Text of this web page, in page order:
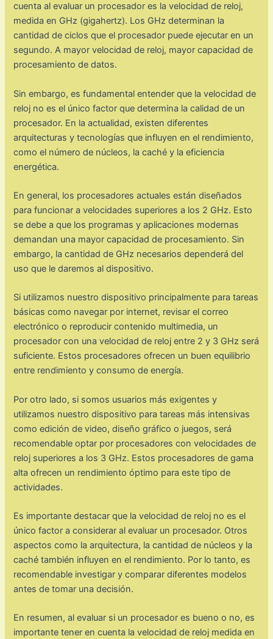
cuenta al evaluar un procesador es la velocidad de reloj,
medida en GHz (gigahertz). Los GHz determinan la
cantidad de ciclos que el procesador puede ejecutar en un
segundo. A mayor velocidad de reloj, mayor capacidad de
procesamiento de datos.
Sin embargo, es fundamental entender que la velocidad de
reloj no es el único factor que determina la calidad de un
procesador. En la actualidad, existen diferentes
arquitecturas y tecnologías que influyen en el rendimiento,
como el número de núcleos, la caché y la eficiencia
energética.
En general, los procesadores actuales están diseñados
para funcionar a velocidades superiores a los 2 GHz. Esto
se debe a que los programas y aplicaciones modernas
demandan una mayor capacidad de procesamiento. Sin
embargo, la cantidad de GHz necesarios dependerá del
uso que le daremos al dispositivo.
Si utilizamos nuestro dispositivo principalmente para tareas
básicas como navegar por internet, revisar el correo
electrónico o reproducir contenido multimedia, un
procesador con una velocidad de reloj entre 2 y 3 GHz será
suficiente. Estos procesadores ofrecen un buen equilibrio
entre rendimiento y consumo de energía.
Por otro lado, si somos usuarios más exigentes y
utilizamos nuestro dispositivo para tareas más intensivas
como edición de video, diseño gráfico o juegos, será
recomendable optar por procesadores con velocidades de
reloj superiores a los 3 GHz. Estos procesadores de gama
alta ofrecen un rendimiento óptimo para este tipo de
actividades.
Es importante destacar que la velocidad de reloj no es el
único factor a considerar al evaluar un procesador. Otros
aspectos como la arquitectura, la cantidad de núcleos y la
caché también influyen en el rendimiento. Por lo tanto, es
recomendable investigar y comparar diferentes modelos
antes de tomar una decisión.
En resumen, al evaluar si un procesador es bueno o no, es
importante tener en cuenta la velocidad de reloj medida en